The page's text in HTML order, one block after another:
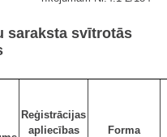
saraksta svītrotās
Reģistrācijas
apliecības
Forma